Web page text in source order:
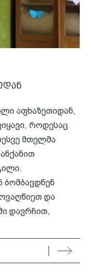
აფხაზეთიდან,
როდესაც
მთელმა
ბომბავდნენ
და
დავრჩით,